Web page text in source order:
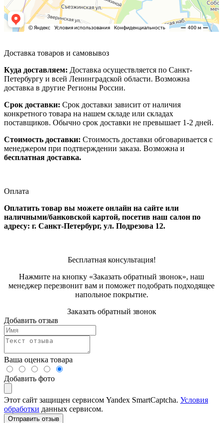
Доставка товаров и самовывоз
Куда доставляем: Доставка осуществляется по Санкт-
Петербургу и всей Ленинградской области. Возможна
доставка в другие Регионы России.
Срок доставки: Срок доставки зависит от наличия
конкретного товара на нашем складе или складах
поставщиков. Обычно срок доставки не превышает 1-2 дней.
Стоимость доставки: Стоимость доставки обговаривается с
менеджером при подтверждении заказа. Возможна и
бесплатная доставка.
Оплата
Оплатить товар вы можете онлайн на сайте или
наличными/банковской картой, посетив наш салон по
адресу: г. Санкт-Петербург, ул. Подрезова 12.
Бесплатная консультация!
Нажмите на кнопку «Заказать обратный звонок», наш
менеджер перезвонит вам и поможет подобрать подходящее
напольное покрытие.
Заказать обратный звонок
Добавить отзыв
Ваша оценка товара
Добавить фото
Этот сайт защищен сервисом Yandex SmartCaptcha. Условия
обработки данных сервисом.
Отправить отзыв